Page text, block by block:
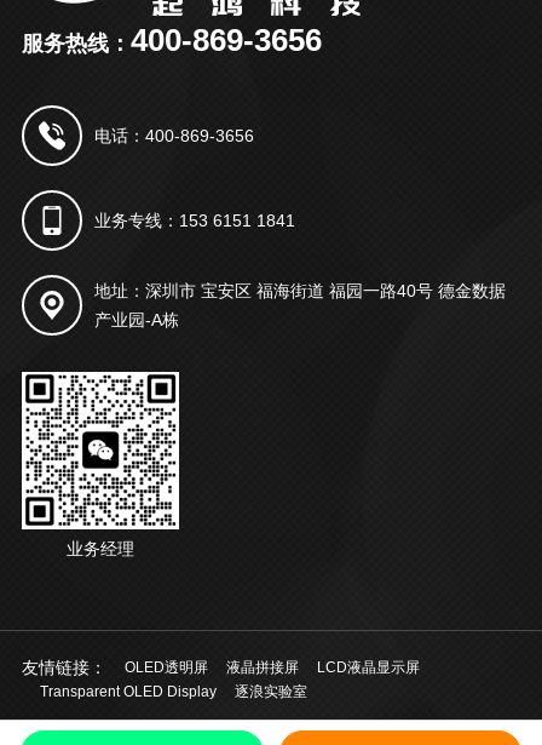
服务热线： 400-869-3656
电话：400-869-3656
业务专线：153 6151 1841
地址：深圳市 宝安区 福海街道 福园一路40号 德金数据
产业园-A栋
业务经理
友情链接： OLED透明屏 液晶拼接屏
LCD液晶显示屏
Transparent OLED Display
逐浪实验室
© 2021 深圳市起鸿科技有限公司 版权所有粤ICP备20028924号 中文/